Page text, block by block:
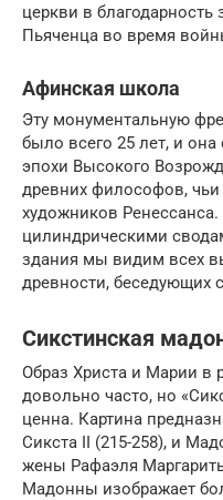
церкви в
Пьяченца во время
Афинская школа
Эту монументальную
было всего 25 лет, и
эпохи Высокого
древних философов,
художников
цилиндрическими
здания мы видим всех
древности, беседующих
Сикстинская
Образ Христа и Марии в
довольно часто, но
ценна. Картина
Сикста II (215-258), и
жены Рафаэля
Мадонны изображает